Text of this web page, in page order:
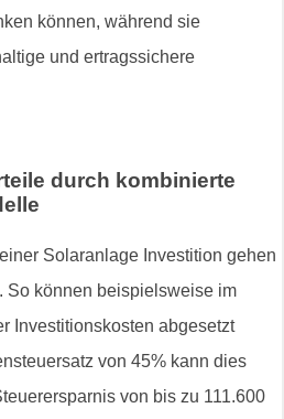
können, während sie
und ertragssichere
durch kombinierte
Solaranlage Investition gehen
So können beispielsweise im
Investitionskosten abgesetzt
von 45% kann dies
von bis zu 111.600